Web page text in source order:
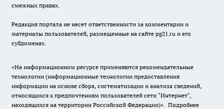
смежных правах.
Редакция портала не несет ответственности за комментарии и
материалы пользователей, размещенные на сайте pg21.ru и его
субдоменах.
«На информационном ресурсе применяются рекомендательные
технологии (информационные технологии предоставления
информации на основе сбора, систематизации и анализа сведений,
относящихся к предпочтениям пользователей сети "Интернет",
находящихся на территории Российской Федерации)». Подробнее